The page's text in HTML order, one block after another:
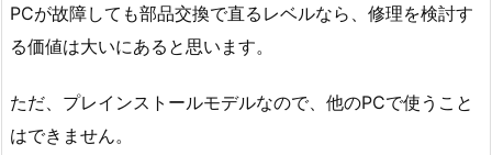
PCが故障しても部品交換で直るレベルなら、修理を検討す
る価値は大いにあると思います。
ただ、プレインストールモデルなので、他のPCで使うこと
はできません。